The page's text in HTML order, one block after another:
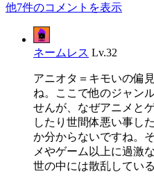
他7件のコメントを表示
ネームレス Lv.32
アニオタ＝キモいの偏
ね。ここで他のジャン
せんが、なぜアニメと
したり世間体悪い事し
か分からないですね。
メやゲーム以上に過激
世の中には散乱してい